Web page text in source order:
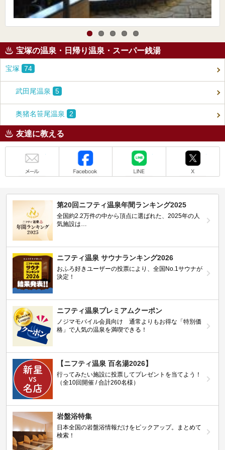
宝塚の温泉・日帰り温泉・スーパー銭湯
宝塚 74
武田尾温泉 5
奥猪名笹尾温泉 2
友達に教える
第20回ニフティ温泉年間ランキング2025
全国約2.2万件の中から頂点に選ばれた、2025年の人
気施設は…
ニフティ温泉 サウナランキング2026
おふろ好きユーザーの投票により、全国No.1サウナが
決定！
ニフティ温泉プレミアムクーポン
ノジマモバイル会員向け 通常よりもお得な「特別価
格」で人気の温泉を満喫できる！
【ニフティ温泉 百名湯2026】
行ってみたい施設に投票してプレゼントを当てよう！
（全10回開催 / 合計260名様）
岩盤浴特集
日本全国の岩盤浴情報だけをピックアップ。まとめて
検索！